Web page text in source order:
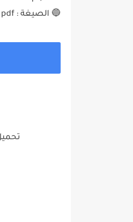
🔵 الصيغة : pdf
تحميل